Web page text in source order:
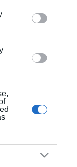
consent to
data for